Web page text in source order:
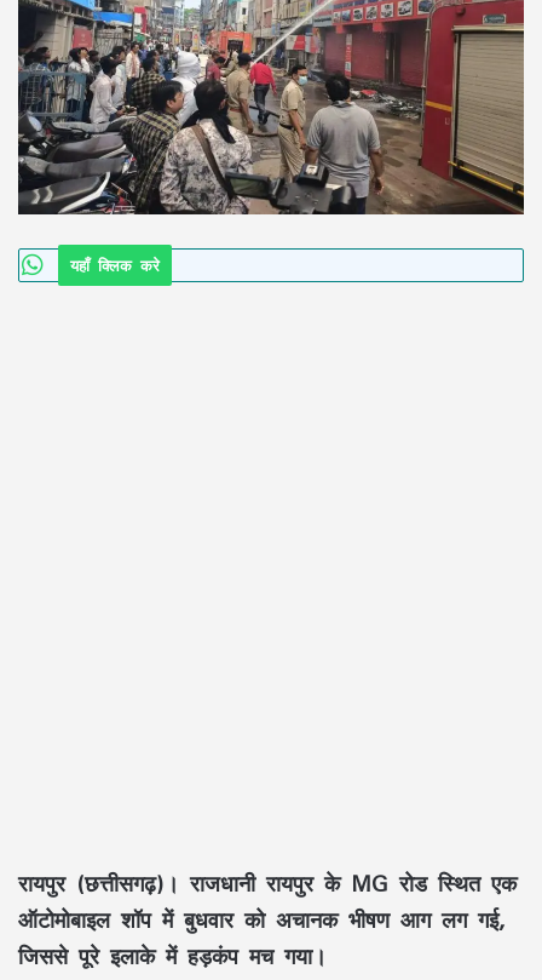
यहाँ क्लिक करे
रायपुर (छत्तीसगढ़)। राजधानी रायपुर के MG रोड स्थित एक
ऑटोमोबाइल शॉप में बुधवार को अचानक भीषण आग लग गई,
जिससे पूरे इलाके में हड़कंप मच गया।